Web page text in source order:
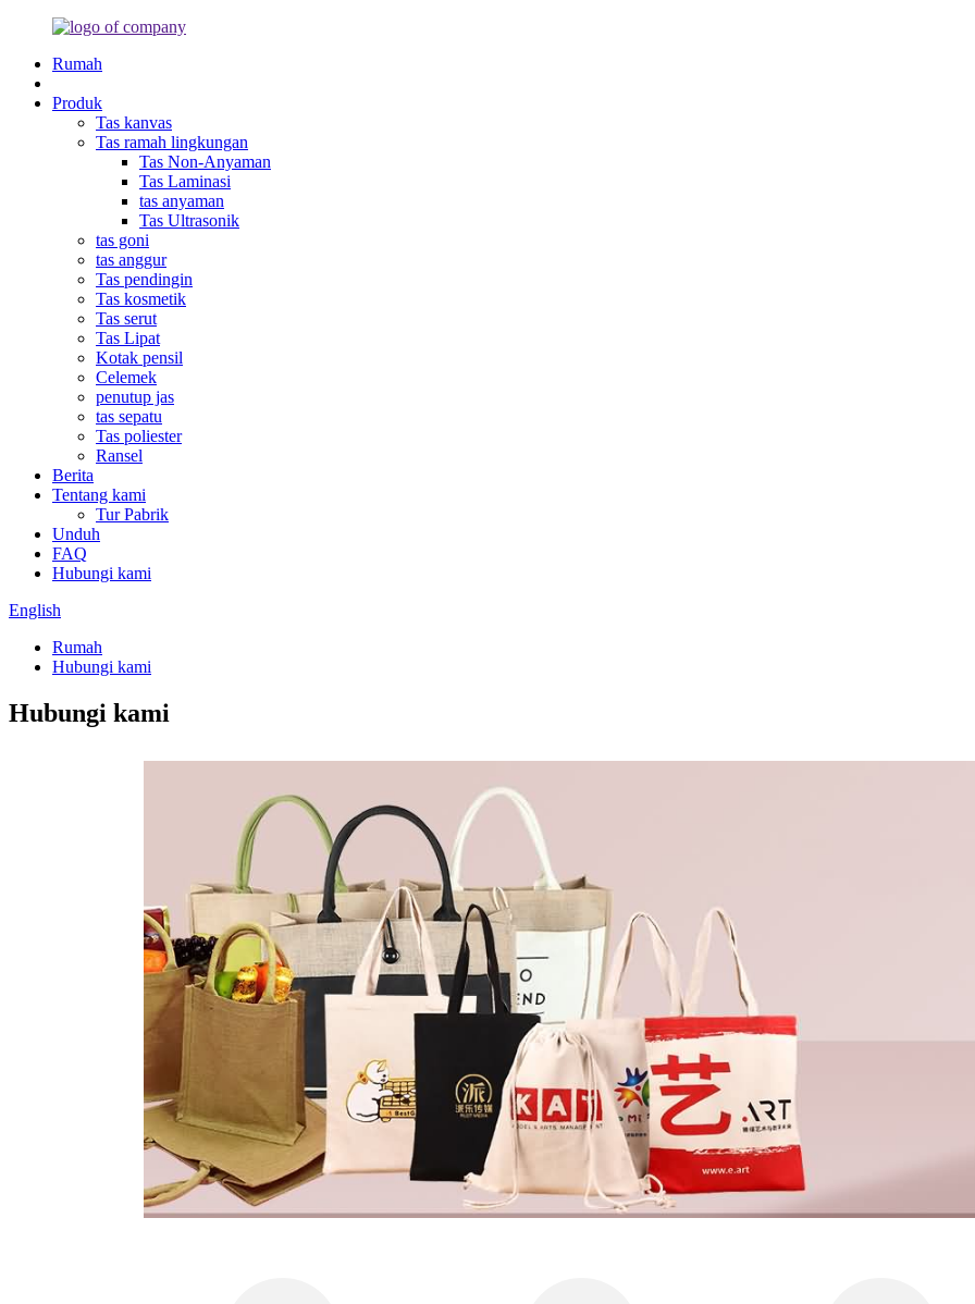
Rumah
Produk
Tas kanvas
Tas ramah lingkungan
Tas Non-Anyaman
Tas Laminasi
tas anyaman
Tas Ultrasonik
tas goni
tas anggur
Tas pendingin
Tas kosmetik
Tas serut
Tas Lipat
Kotak pensil
Celemek
penutup jas
tas sepatu
Tas poliester
Ransel
Berita
Tentang kami
Tur Pabrik
Unduh
FAQ
Hubungi kami
English
Rumah
Hubungi kami
Hubungi kami